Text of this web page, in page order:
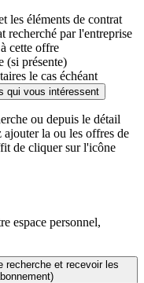
les éléments de contrat
recherché par l'entreprise
cette offre
(si présente)
le cas échéant
qui vous intéressent
ou depuis le détail
la ou les offres de
de cliquer sur l'icône
espace personnel,
recherche et recevoir les